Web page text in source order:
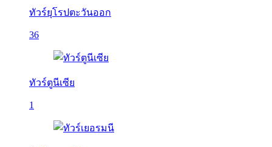
ทัวร์ยุโรปตะวันออก
36
ทัวร์ตูนีเซีย
1